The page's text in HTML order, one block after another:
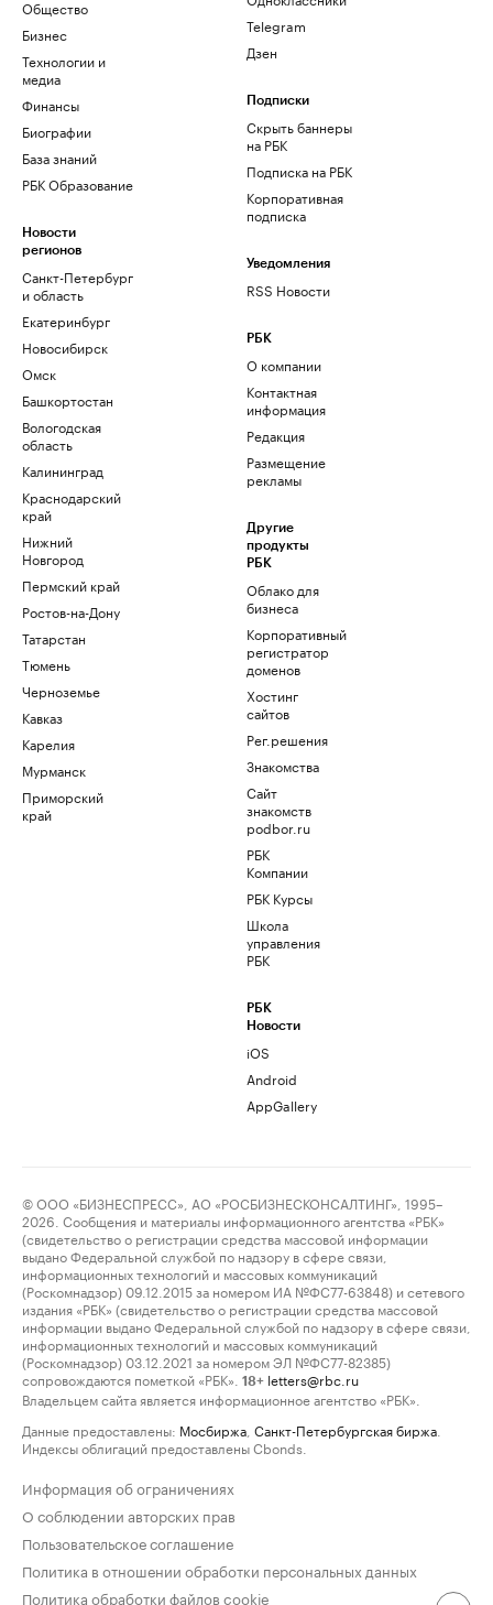
Общество
Бизнес
Технологии и
медиа
Финансы
Биографии
База знаний
РБК Образование
Новости
регионов
Санкт-Петербург
и область
Екатеринбург
Новосибирск
Омск
Башкортостан
Вологодская
область
Калининград
Краснодарский
край
Нижний
Новгород
Пермский край
Ростов-на-Дону
Татарстан
Тюмень
Черноземье
Кавказ
Карелия
Мурманск
Приморский
край
Telegram
Дзен
Подписки
Скрыть баннеры
на РБК
Подписка на РБК
Корпоративная
подписка
Уведомления
RSS Новости
РБК
О компании
Контактная
информация
Редакция
Размещение
рекламы
Другие
продукты
РБК
Облако для
бизнеса
Корпоративный
регистратор
доменов
Хостинг
сайтов
Рег.решения
Знакомства
Сайт
знакомств
podbor.ru
РБК
Компании
РБК Курсы
Школа
управления
РБК
РБК
Новости
iOS
Android
AppGallery
© ООО «БИЗНЕСПРЕСС», АО «РОСБИЗНЕСКОНСАЛТИНГ», 1995–
2026. Сообщения и материалы информационного агентства «РБК»
(свидетельство о регистрации средства массовой информации
выдано Федеральной службой по надзору в сфере связи,
информационных технологий и массовых коммуникаций
(Роскомнадзор) 09.12.2015 за номером ИА №ФС77-63848) и сетевого
издания «РБК» (свидетельство о регистрации средства массовой
информации выдано Федеральной службой по надзору в сфере связи,
информационных технологий и массовых коммуникаций
(Роскомнадзор) 03.12.2021 за номером ЭЛ №ФС77-82385)
сопровождаются пометкой «РБК».
18+ letters@rbc.ru
Владельцем сайта является информационное агентство «РБК».
Данные предоставлены: Мосбиржа Санкт-Петербургская биржа
Индексы облигаций предоставлены Cbonds.
Информация об ограничениях
О соблюдении авторских прав
Пользовательское соглашение
Политика в отношении обработки персональных данных
Политика обработки файлов cookie